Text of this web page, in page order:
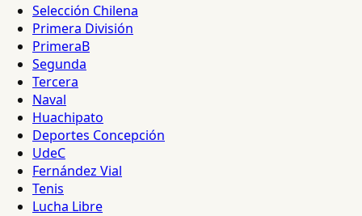
Selección Chilena
Primera División
PrimeraB
Segunda
Tercera
Naval
Huachipato
Deportes Concepción
UdeC
Fernández Vial
Tenis
Lucha Libre